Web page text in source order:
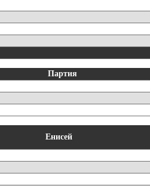
Партия
Енисей